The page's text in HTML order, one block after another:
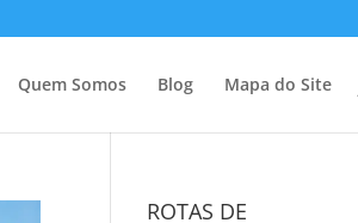
Quem Somos Blog Mapa do Site
ROTAS DE